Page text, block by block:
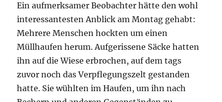
Ein aufmerksamer Beobachter hätte den wohl
interessantesten Anblick am Montag gehabt:
Mehrere Menschen hockten um einen
Müllhaufen herum. Aufgerissene Säcke hatten
ihn auf die Wiese erbrochen, auf dem tags
zuvor noch das Verpflegungszelt gestanden
hatte. Sie wühlten im Haufen, um ihn nach